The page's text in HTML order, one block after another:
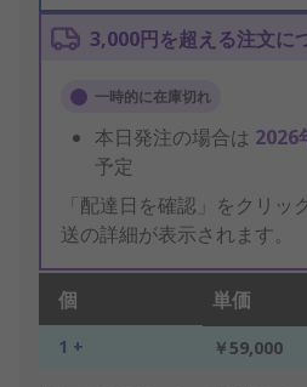
3,000円を超える注文に
一時的に在庫切れ
本日発注の場合は 2026
予定
「配達日を確認」をクリッ
送の詳細が表示されます。
個 単価
1 + ￥59,000